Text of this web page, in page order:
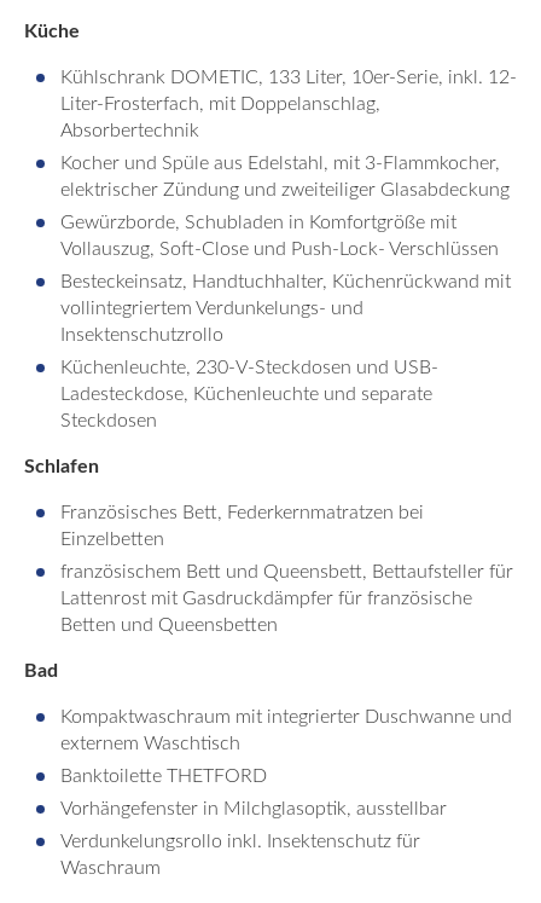
Küche
Kühlschrank DOMETIC, 133 Liter, 10er-Serie, inkl. 12-
Liter-Frosterfach, mit Doppelanschlag,
Absorbertechnik
Kocher und Spüle aus Edelstahl, mit 3-Flammkocher,
elektrischer Zündung und zweiteiliger Glasabdeckung
Gewürzborde, Schubladen in Komfortgröße mit
Vollauszug, Soft-Close und Push-Lock- Verschlüssen
Besteckeinsatz, Handtuchhalter, Küchenrückwand mit
vollintegriertem Verdunkelungs- und
Insektenschutzrollo
Küchenleuchte, 230-V-Steckdosen und USB-
Ladesteckdose, Küchenleuchte und separate
Steckdosen
Schlafen
Französisches Bett, Federkernmatratzen bei
Einzelbetten
französischem Bett und Queensbett, Bettaufsteller für
Lattenrost mit Gasdruckdämpfer für französische
Betten und Queensbetten
Bad
Kompaktwaschraum mit integrierter Duschwanne und
externem Waschtisch
Banktoilette THETFORD
Vorhängefenster in Milchglasoptik, ausstellbar
Verdunkelungsrollo inkl. Insektenschutz für
Waschraum